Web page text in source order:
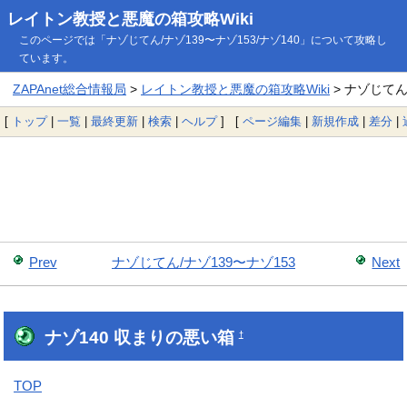
レイトン教授と悪魔の箱攻略Wiki
このページでは「ナゾじてん/ナゾ139〜ナゾ153/ナゾ140」について攻略し
ています。
ZAPAnet総合情報局 > レイトン教授と悪魔の箱攻略Wiki> ナゾじて
[ トップ| 一覧 | 最終更新 | 検索 | ヘルプ] [ ページ編集 | 新規作成 | 差分 |
Prev Next
ナゾじてん/ナゾ139〜ナゾ153
ナゾ140 収まりの悪い箱†
TOP